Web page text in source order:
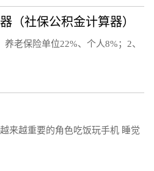
（社保公积金计算器）
老保险单位22%、个人8%；2、
来越重要的角色吃饭玩手机 睡觉